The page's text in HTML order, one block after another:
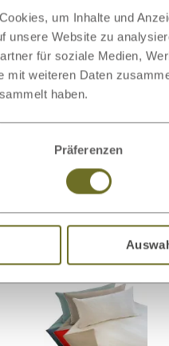
um Inhalte und
unsere Website zu
für soziale Medien,
mit weiteren Daten
haben.
Präferenzen